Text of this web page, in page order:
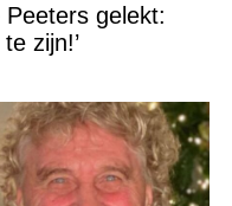
gelekt:
zijn!’